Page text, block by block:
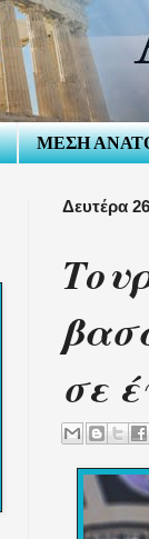
ΜΕΣΗ
Δευτέρα
σε